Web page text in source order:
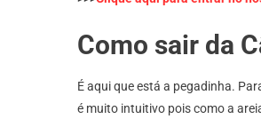
Como sair da
É aqui que está a pegadinha.
é muito intuitivo pois como a